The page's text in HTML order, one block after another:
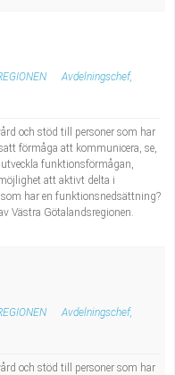
Avdelningschef,
och stöd till personer som har
förmåga att kommunicera, se,
funktionsförmågan,
att aktivt delta i
har en funktionsnedsättning?
Västra Götalandsregionen.
Avdelningschef,
och stöd till personer som har